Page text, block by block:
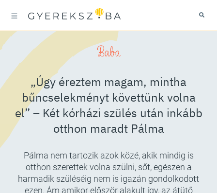
Baba
„Úgy éreztem magam, mintha
bűncselekményt követtünk volna
el” – Két kórházi szülés után inkább
otthon maradt Pálma
Pálma nem tartozik azok közé, akik mindig is
otthon szerettek volna szülni, sőt, egészen a
harmadik szüléséig nem is igazán gondolkodott
ezen. Ám amikor először alakult így, az átütő